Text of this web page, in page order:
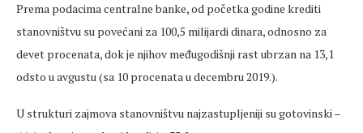
Prema podacima centralne banke, od početka godine krediti
stanovništvu su povećani za 100,5 milijardi dinara, odnosno za
devet procenata, dok je njihov međugodišnji rast ubrzan na 13,1
odsto u avgustu (sa 10 procenata u decembru 2019.).
U strukturi zajmova stanovništvu najzastupljeniji su gotovinski –